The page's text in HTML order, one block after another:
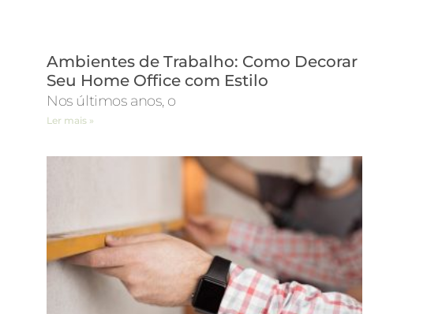
Ambientes de Trabalho: Como Decorar
Seu Home Office com Estilo
Nos últimos anos, o
Ler mais »